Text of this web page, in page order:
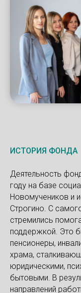
ИСТОРИЯ ФОНДА
Деятельность
году на базе
Новомучеников и
Строгино. С
стремились
поддержкой. Это
пенсионеры,
храма,
юридическими,
бытовыми. В
направлений